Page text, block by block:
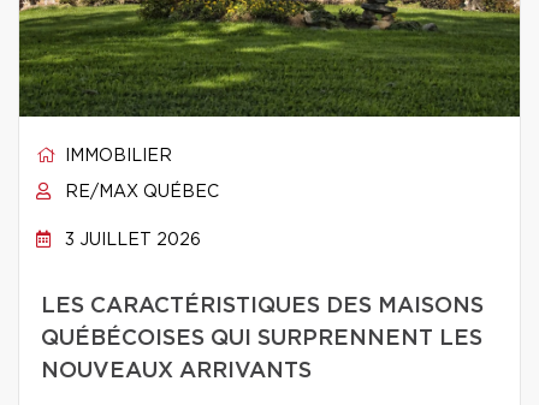
IMMOBILIER
RE/MAX QUÉBEC
3 JUILLET 2026
LES CARACTÉRISTIQUES DES MAISONS
QUÉBÉCOISES QUI SURPRENNENT LES
NOUVEAUX ARRIVANTS